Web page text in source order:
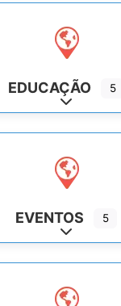
EDUCAÇÃO 5
Expand
EVENTOS 5
Expand